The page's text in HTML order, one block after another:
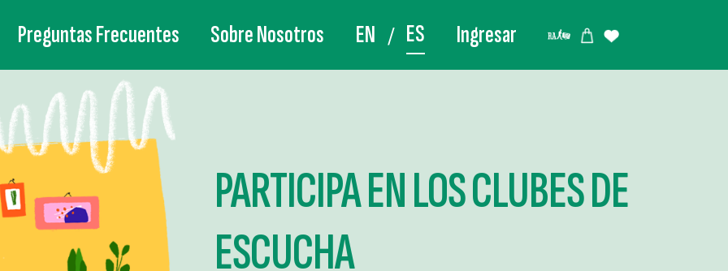
Preguntas Frecuentes Sobre Nosotros EN ES Ingresar
PARTICIPA EN LOS CLUBES DE
ESCUCHA